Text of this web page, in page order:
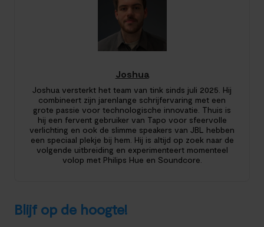
Joshua
Joshua versterkt het team van tink sinds juli 2025. Hij
combineert zijn jarenlange schrijfervaring met een
grote passie voor technologische innovatie. Thuis is
hij een fervent gebruiker van Tapo voor sfeervolle
verlichting en ook de slimme speakers van JBL hebben
een speciaal plekje bij hem. Hij is altijd op zoek naar de
volgende uitbreiding en experimenteert momenteel
volop met Philips Hue en Soundcore.
Blijf op de hoogte!